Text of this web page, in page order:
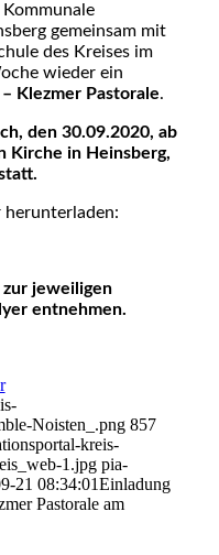
gemeinsam mit
des Kreises im
wieder ein
Klezmer Pastorale.
den 30.09.2020, ab
Kirche in Heinsberg,
herunterladen:
jeweiligen
entnehmen.
Noisten_.png 857
kreis-
1.jpg pia-
21 08:34:01Einladung
Pastorale am